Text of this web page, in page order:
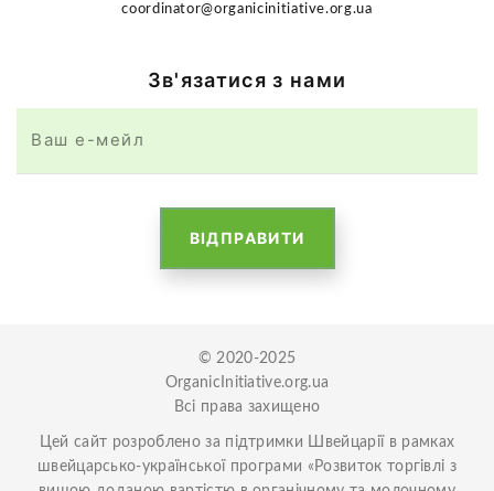
coordinator@organicinitiative.org.ua
Зв'язатися з нами
ВІДПРАВИТИ
© 2020-2025
OrganicInitiative.org.ua
Всі права захищено
Цей сайт розробленоза підтримки Швейцаріїв рамках
швейцарсько-української програми «Розвиток торгівлі з